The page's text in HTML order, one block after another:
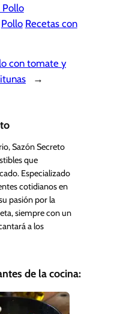
Pollo
Pollo Recetas con
con tomate y
→
Sazón Secreto
que
Especializado
cotidianos en
pasión por la
siempre con un
a los
de la cocina: